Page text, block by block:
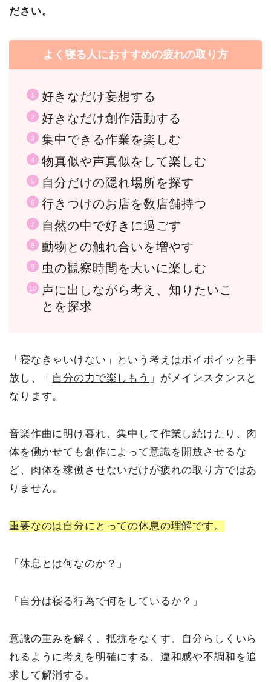
ださい。
よく寝る人におすすめの疲れの取り方
好きなだけ妄想する
好きなだけ創作活動する
集中できる作業を楽しむ
物真似や声真似をして楽しむ
自分だけの隠れ場所を探す
行きつけのお店を数店舗持つ
自然の中で好きに過ごす
動物との触れ合いを増やす
虫の観察時間を大いに楽しむ
声に出しながら考え、知りたいこ
とを探求
「寝なきゃいけない」という考えはポイポイッと手
放し、「 自分の力で楽しもう 」がメインスタンスと
なります。
音楽作曲に明け暮れ、集中して作業し続けたり、肉
体を働かせても創作によって意識を開放させるな
ど、肉体を稼働させないだけが疲れの取り方ではあ
りません。
重要なのは自分にとっての休息の理解です。
「休息とは何なのか？」
「自分は寝る行為で何をしているか？」
意識の重みを解く、抵抗をなくす、自分らしくいら
れるように考えを明確にする、違和感や不調和を追
求して解消する。